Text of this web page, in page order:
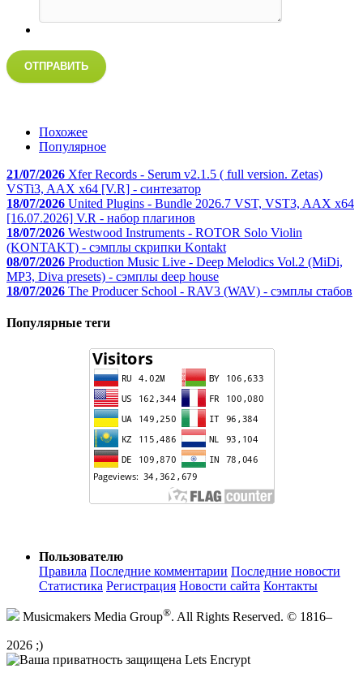
ОТПРАВИТЬ
Похожее
Популярное
21/07/2026 Xfer Records - Serum v2.1.5 ( full version. Zetas)
VSTi3, AAX x64 [V.R] - синтезатор
18/07/2026 United Plugins - Bundle 2026.7 VST, VST3, AAX x64
[16.07.2026] V.R - набор плагинов
18/07/2026 Westwood Instruments - ROTOR Solo Violin
(KONTAKT) - сэмплы скрипки Kontakt
08/07/2026 Production Music Live - Deep Melodics Vol.2 (MiDi,
MP3, Diva presets) - сэмплы deep house
18/07/2026 The Producer School - RAV3 (WAV) - сэмплы стабов
Популярные теги
Пользователю
Правила Последние комментарии Последние новости
Статистика Регистрация Новости сайта Контакты
Musicmakers Media Group®. All Rights Reserved. © 1816–
2026 ;)